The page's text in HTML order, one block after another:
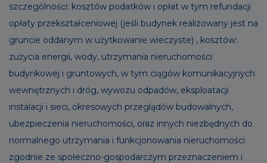
szczególności: kosztów podatków i opłat w tym refundacji
opłaty przekształceniowej (jeśli budynek realizowany jest na
gruncie oddanym w użytkowanie wieczyste) , kosztów:
zużycia energii, wody, utrzymania nieruchomości
budynkowej i gruntowych, w tym ciągów komunikacyjnych
wewnętrznych i dróg, wywozu odpadów, eksploatacji
instalacji i sieci, okresowych przeglądów budowalnych,
ubezpieczenia nieruchomości, oraz innych niezbędnych do
normalnego utrzymania i funkcjonowania nieruchomości
zgodnie ze społeczno-gospodarczym przeznaczeniem i